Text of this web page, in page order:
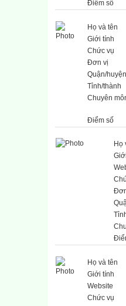
Điểm số
Họ và tên
Giới tính
Chức vụ
Đơn vị
Quận/huyện
Tỉnh/thành
Chuyên
Điểm số
Họ
Họ và tên
Giới tính
Website
Chức vụ